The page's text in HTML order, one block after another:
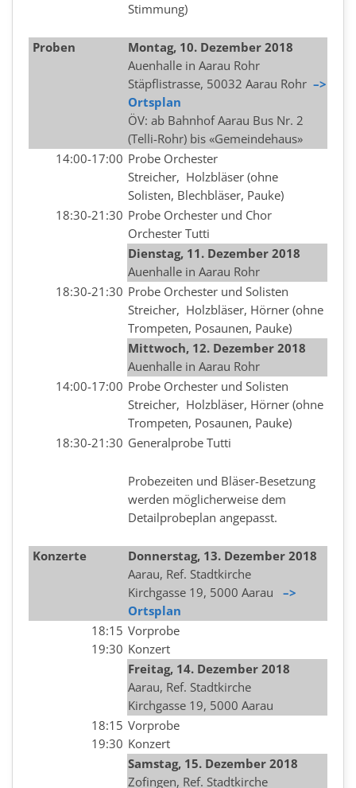
Stimmung)
Proben
Montag, 10. Dezember 2018
Auenhalle in Aarau Rohr
Stäpflistrasse, 50032 Aarau Rohr –>
Ortsplan
ÖV: ab Bahnhof Aarau Bus Nr. 2
(Telli-Rohr) bis «Gemeindehaus»
14:00-17:00 Probe Orchester
Streicher, Holzbläser (ohne
Solisten, Blechbläser, Pauke)
18:30-21:30 Probe Orchester und Chor
Orchester Tutti
Dienstag, 11. Dezember 2018
Auenhalle in Aarau Rohr
18:30-21:30 Probe Orchester und Solisten
Streicher, Holzbläser, Hörner (ohne
Trompeten, Posaunen, Pauke)
Mittwoch, 12. Dezember 2018
Auenhalle in Aarau Rohr
14:00-17:00 Probe Orchester und Solisten
Streicher, Holzbläser, Hörner (ohne
Trompeten, Posaunen, Pauke)
18:30-21:30 Generalprobe Tutti
Probezeiten und Bläser-Besetzung
werden möglicherweise dem
Detailprobeplan angepasst.
Konzerte Donnerstag, 13. Dezember 2018
Aarau, Ref. Stadtkirche
Kirchgasse 19, 5000 Aarau –>
Ortsplan
18:15
19:30
Vorprobe
Konzert
Freitag, 14. Dezember 2018
Aarau, Ref. Stadtkirche
Kirchgasse 19, 5000 Aarau
18:15
19:30
Vorprobe
Konzert
Samstag, 15. Dezember 2018
Zofingen, Ref. Stadtkirche